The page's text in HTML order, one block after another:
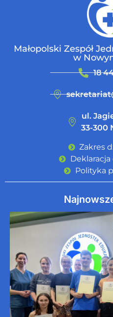
Małopolski Zespół
w
18
ul.
33-300
Zakres
Polityka